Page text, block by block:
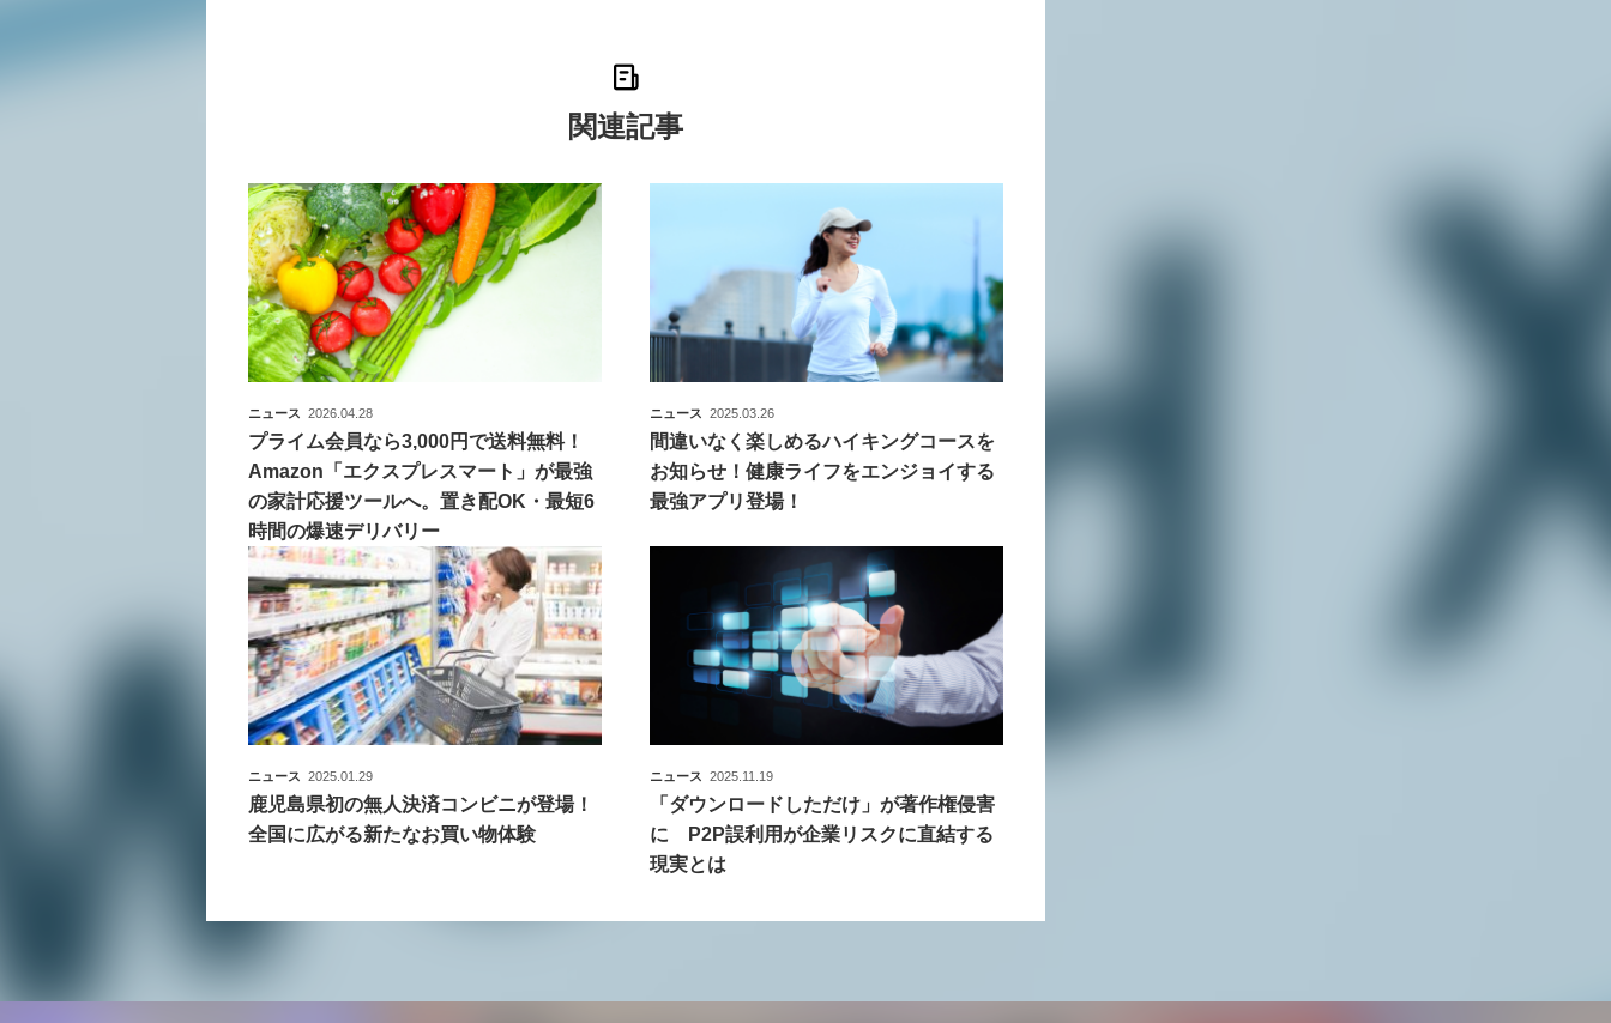
関連記事
ニュース 2026.04.28
プライム会員なら3,000円で送料無料！
Amazon「エクスプレスマート」が最強
の家計応援ツールへ。置き配OK・最短6
時間の爆速デリバリー
ニュース 2025.03.26
間違いなく楽しめるハイキングコースを
お知らせ！健康ライフをエンジョイする
最強アプリ登場！
ニュース 2025.01.29
鹿児島県初の無人決済コンビニが登場！
全国に広がる新たなお買い物体験
ニュース 2025.11.19
「ダウンロードしただけ」が著作権侵害
に P2P誤利用が企業リスクに直結する
現実とは